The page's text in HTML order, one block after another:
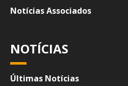
Notícias Associados
NOTÍCIAS
Últimas Notícias